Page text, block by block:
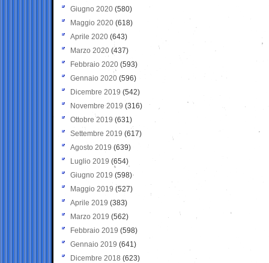
Giugno 2020 (580)
Maggio 2020 (618)
Aprile 2020 (643)
Marzo 2020 (437)
Febbraio 2020 (593)
Gennaio 2020 (596)
Dicembre 2019 (542)
Novembre 2019 (316)
Ottobre 2019 (631)
Settembre 2019 (617)
Agosto 2019 (639)
Luglio 2019 (654)
Giugno 2019 (598)
Maggio 2019 (527)
Aprile 2019 (383)
Marzo 2019 (562)
Febbraio 2019 (598)
Gennaio 2019 (641)
Dicembre 2018 (623)